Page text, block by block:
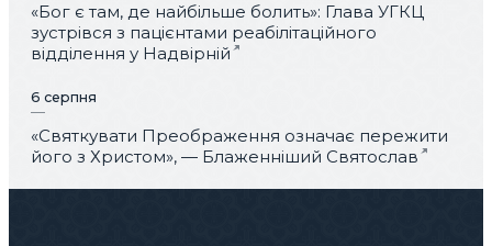
«Бог є там, де найбільше болить»: Глава УГКЦ
зустрівся з пацієнтами реабілітаційного
відділення у Надвірній
6 серпня
«Святкувати Преображення означає пережити
його з Христом», — Блаженніший Святослав